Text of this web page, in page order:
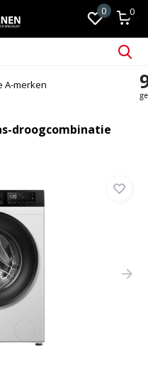
0 0
A-merken
droogcombinatie